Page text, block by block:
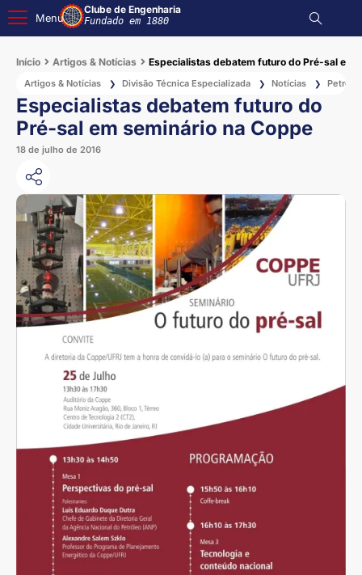
Menu
Clube de Engenharia
Fundado em 1880
Início Artigos & Notícias Especialistas debatem futuro do Pré-sal em
Artigos & Notícias ❯ Divisão Técnica Especializada ❯ Notícias ❯
Especialistas debatem futuro do
Pré-sal em seminário na Coppe
18 de julho de 2016